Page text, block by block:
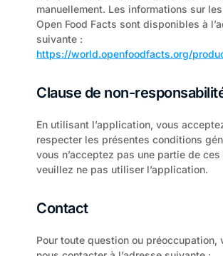
manuellement. Les informations sur
Open Food Facts sont disponibles à
https://world.openfoodfacts.org/
Clause de non-
En utilisant l’application, vous
respecter les présentes conditions
vous n’acceptez pas une partie de
veuillez ne pas utiliser l’application.
Contact
Pour toute question ou préoccupation,